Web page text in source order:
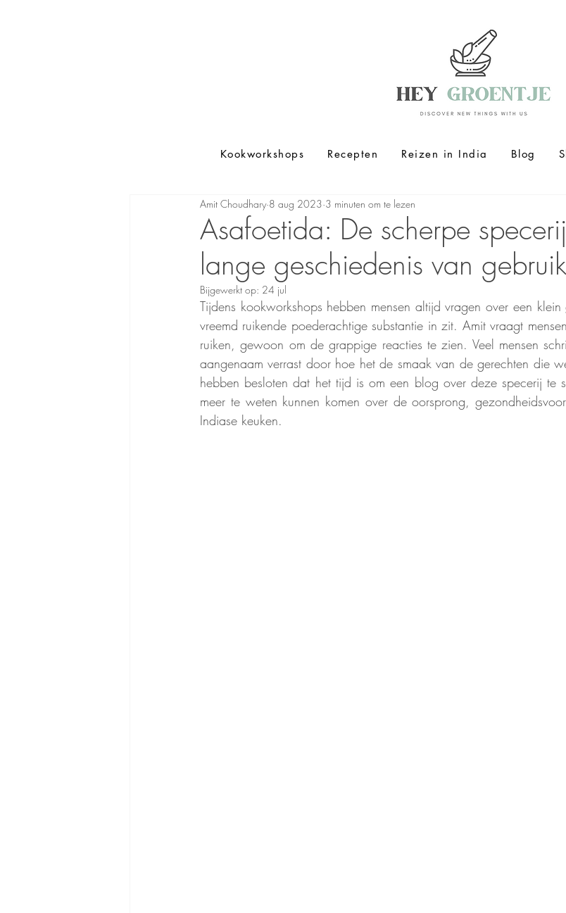
Kookworkshops Recepten Reizen in India Blog
Asafoetida: De scherpe
lange geschiedenis van gebruik
Amit Choudhary 8 aug 2023 3 minuten om te lezen
Bijgewerkt op: 24 jul
Tijdens kookworkshops hebben mensen altijd vragen over een
vreemd ruikende poederachtige substantie in zit. Amit vraagt
ruiken, gewoon om de grappige reacties te zien. Veel mensen
aangenaam verrast door hoe het de smaak van de gerechten die
hebben besloten dat het tijd is om een blog over deze specerij te
meer te weten kunnen komen over de oorsprong,
Indiase keuken.